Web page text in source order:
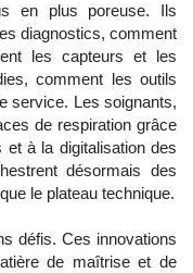
en plus poreuse. Ils
diagnostics, comment
les capteurs et les
comment les outils
service. Les soignants,
de respiration grâce
et à la digitalisation des
désormais des
le plateau technique.
défis. Ces innovations
de maîtrise et de